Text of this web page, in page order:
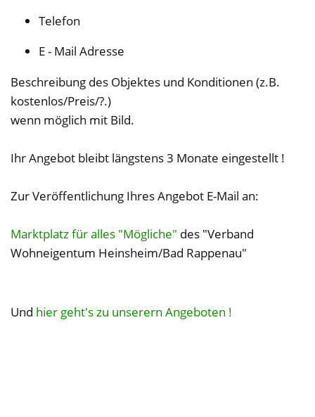
Telefon
E - Mail Adresse
Beschreibung des Objektes und Konditionen (z.B.
kostenlos/Preis/?.)
wenn möglich mit Bild.
Ihr Angebot bleibt längstens 3 Monate eingestellt !
Zur Veröffentlichung Ihres Angebot E-Mail an:
Marktplatz für alles "Mögliche" des "Verband
Wohneigentum Heinsheim/Bad Rappenau"
Und hier geht's zu unserern Angeboten !